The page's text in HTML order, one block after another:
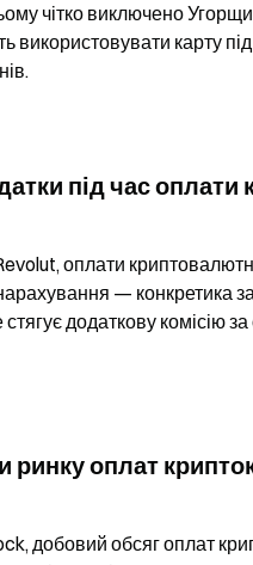
чітко виключено
використовувати карту
під час
оплати
— конкретика
додаткову комісію
ринку оплат
добовий обсяг оплат